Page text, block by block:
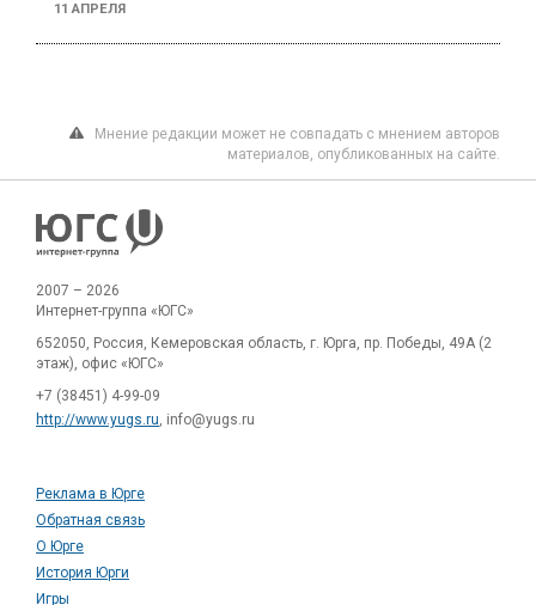
11 АПРЕЛЯ
Мнение редакции может не совпадать с мнением авторов
материалов, опубликованных на сайте.
2007 – 2026
Интернет-группа «ЮГС»
652050, Россия, Кемеровская область, г. Юрга, пр. Победы, 49А (2
этаж), офис «ЮГС»
+7 (38451) 4-99-09
http://www.yugs.ru, info@yugs.ru
Реклама в Юрге
Обратная связь
О Юрге
История Юрги
Игры